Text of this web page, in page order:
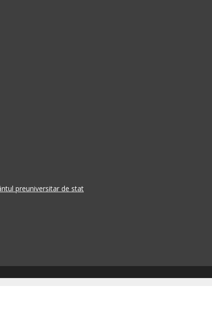
preuniversitar de stat